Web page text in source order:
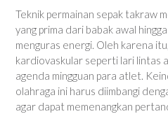
Teknik permainan sepak takraw
yang prima dari babak awal
menguras energi. Oleh karena
kardiovaskular seperti lari lintas
agenda mingguan para atlet.
olahraga ini harus diimbangi
agar dapat memenangkan